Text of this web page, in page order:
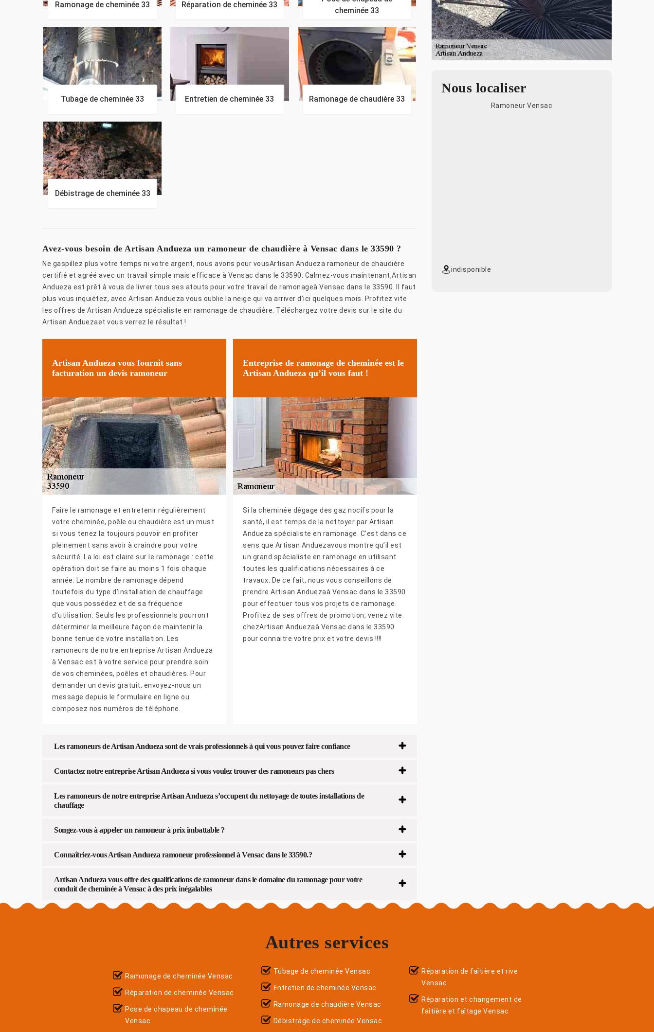
Ramonage de cheminée 33 Réparation de cheminée 33
cheminée 33
Tubage de cheminée 33 Entretien de cheminée 33 Ramonage de chaudière 33
Débistrage de cheminée 33
Avez-vous besoin de Artisan Andueza un ramoneur de chaudière à Vensac dans le 33590 ?
Ne gaspillez plus votre temps ni votre argent, nous avons pour vousArtisan Andueza ramoneur de chaudière
certifié et agréé avec un travail simple mais efficace à Vensac dans le 33590. Calmez-vous maintenant,Artisan
Andueza est prêt à vous de livrer tous ses atouts pour votre travail de ramonageà Vensac dans le 33590. Il faut
plus vous inquiétez, avec Artisan Andueza vous oublie la neige qui va arriver d’ici quelques mois. Profitez vite
les offres de Artisan Andueza spécialiste en ramonage de chaudière. Téléchargez votre devis sur le site du
Artisan Anduezaet vous verrez le résultat !
Artisan Andueza vous fournit sans
facturation un devis ramoneur
Faire le ramonage et entretenir régulièrement
votre cheminée, poêle ou chaudière est un must
si vous tenez la toujours pouvoir en profiter
pleinement sans avoir à craindre pour votre
sécurité. La loi est claire sur le ramonage : cette
opération doit se faire au moins 1 fois chaque
année. Le nombre de ramonage dépend
toutefois du type d’installation de chauffage
que vous possédez et de sa fréquence
d’utilisation. Seuls les professionnels pourront
déterminer la meilleure façon de maintenir la
bonne tenue de votre installation. Les
ramoneurs de notre entreprise Artisan Andueza
à Vensac est à votre service pour prendre soin
de vos cheminées, poêles et chaudières. Pour
demander un devis gratuit, envoyez-nous un
message depuis le formulaire en ligne ou
composez nos numéros de téléphone.
Entreprise de ramonage de cheminée est le
Artisan Andueza qu’il vous faut !
Si la cheminée dégage des gaz nocifs pour la
santé, il est temps de la nettoyer par Artisan
Andueza spécialiste en ramonage. C’est dans ce
sens que Artisan Anduezavous montre qu’il est
un grand spécialiste en ramonage en utilisant
toutes les qualifications nécessaires à ce
travaux. De ce fait, nous vous conseillons de
prendre Artisan Anduezaà Vensac dans le 33590
pour effectuer tous vos projets de ramonage.
Profitez de ses offres de promotion, venez vite
chezArtisan Anduezaà Vensac dans le 33590
pour connaitre votre prix et votre devis !!!!
Les ramoneurs de Artisan Andueza sont de vrais professionnels à qui vous pouvez faire confiance
Contactez notre entreprise Artisan Andueza si vous voulez trouver des ramoneurs pas chers
Les ramoneurs de notre entreprise Artisan Andueza s’occupent du nettoyage de toutes installations de
chauffage
Songez-vous à appeler un ramoneur à prix imbattable ?
Connaîtriez-vous Artisan Andueza ramoneur professionnel à Vensac dans le 33590.?
Artisan Andueza vous offre des qualifications de ramoneur dans le domaine du ramonage pour votre
conduit de cheminée à Vensac à des prix inégalables
Nous localiser
Ramoneur Vensac
indisponible
Autres services
Ramonage de cheminée Vensac
Réparation de cheminée Vensac
Pose de chapeau de cheminée
Vensac
Tubage de cheminée Vensac
Entretien de cheminée Vensac
Ramonage de chaudière Vensac
Débistrage de cheminée Vensac
Réparation de faîtière et rive
Vensac
Réparation et changement de
faîtière et faîtage Vensac